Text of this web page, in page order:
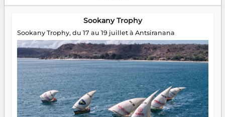
Sookany Trophy
Sookany Trophy, du 17 au 19 juillet à Antsiranana